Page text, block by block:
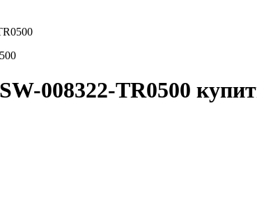
008322-TR0500